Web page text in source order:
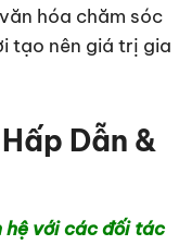
hóa chăm sóc
tạo nên giá trị gia
Dẫn &
hệ với các đối tác